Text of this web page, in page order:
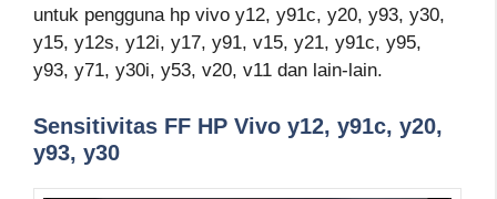
untuk pengguna hp vivo y12, y91c, y20, y93, y30,
y15, y12s, y12i, y17, y91, v15, y21, y91c, y95,
y93, y71, y30i, y53, v20, v11 dan lain-lain.
Sensitivitas FF HP Vivo y12, y91c, y20,
y93, y30